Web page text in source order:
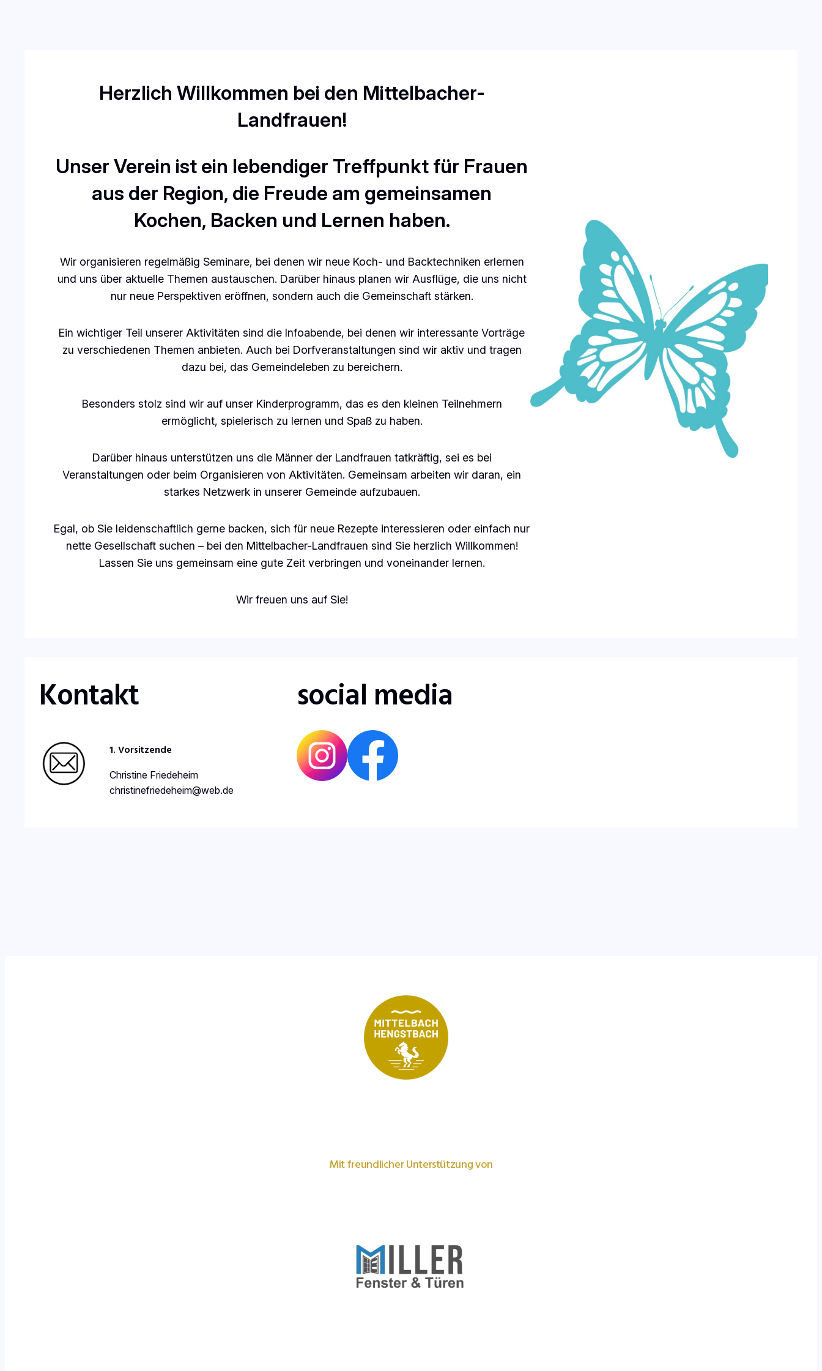
Herzlich Willkommen bei den Mittelbacher-
Landfrauen!
Unser Verein ist ein lebendiger Treffpunkt für Frauen
aus der Region, die Freude am gemeinsamen
Kochen, Backen und Lernen haben.
Wir organisieren regelmäßig Seminare, bei denen wir neue Koch- und Backtechniken erlernen
und uns über aktuelle Themen austauschen. Darüber hinaus planen wir Ausflüge, die uns nicht
nur neue Perspektiven eröffnen, sondern auch die Gemeinschaft stärken.
Ein wichtiger Teil unserer Aktivitäten sind die Infoabende, bei denen wir interessante Vorträge
zu verschiedenen Themen anbieten. Auch bei Dorfveranstaltungen sind wir aktiv und tragen
dazu bei, das Gemeindeleben zu bereichern.
Besonders stolz sind wir auf unser Kinderprogramm, das es den kleinen Teilnehmern
ermöglicht, spielerisch zu lernen und Spaß zu haben.
Darüber hinaus unterstützen uns die Männer der Landfrauen tatkräftig, sei es bei
Veranstaltungen oder beim Organisieren von Aktivitäten. Gemeinsam arbeiten wir daran, ein
starkes Netzwerk in unserer Gemeinde aufzubauen.
Egal, ob Sie leidenschaftlich gerne backen, sich für neue Rezepte interessieren oder einfach nur
nette Gesellschaft suchen – bei den Mittelbacher-Landfrauen sind Sie herzlich Willkommen!
Lassen Sie uns gemeinsam eine gute Zeit verbringen und voneinander lernen.
Wir freuen uns auf Sie!
Kontakt
1. Vorsitzende
Christine Friedeheim
christinefriedeheim@web.de
social media
Mit freundlicher Unterstützung von